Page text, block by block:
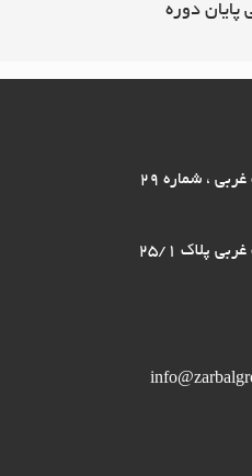
دوره
، شماره ۲۹
پلاک ۲۵/۱